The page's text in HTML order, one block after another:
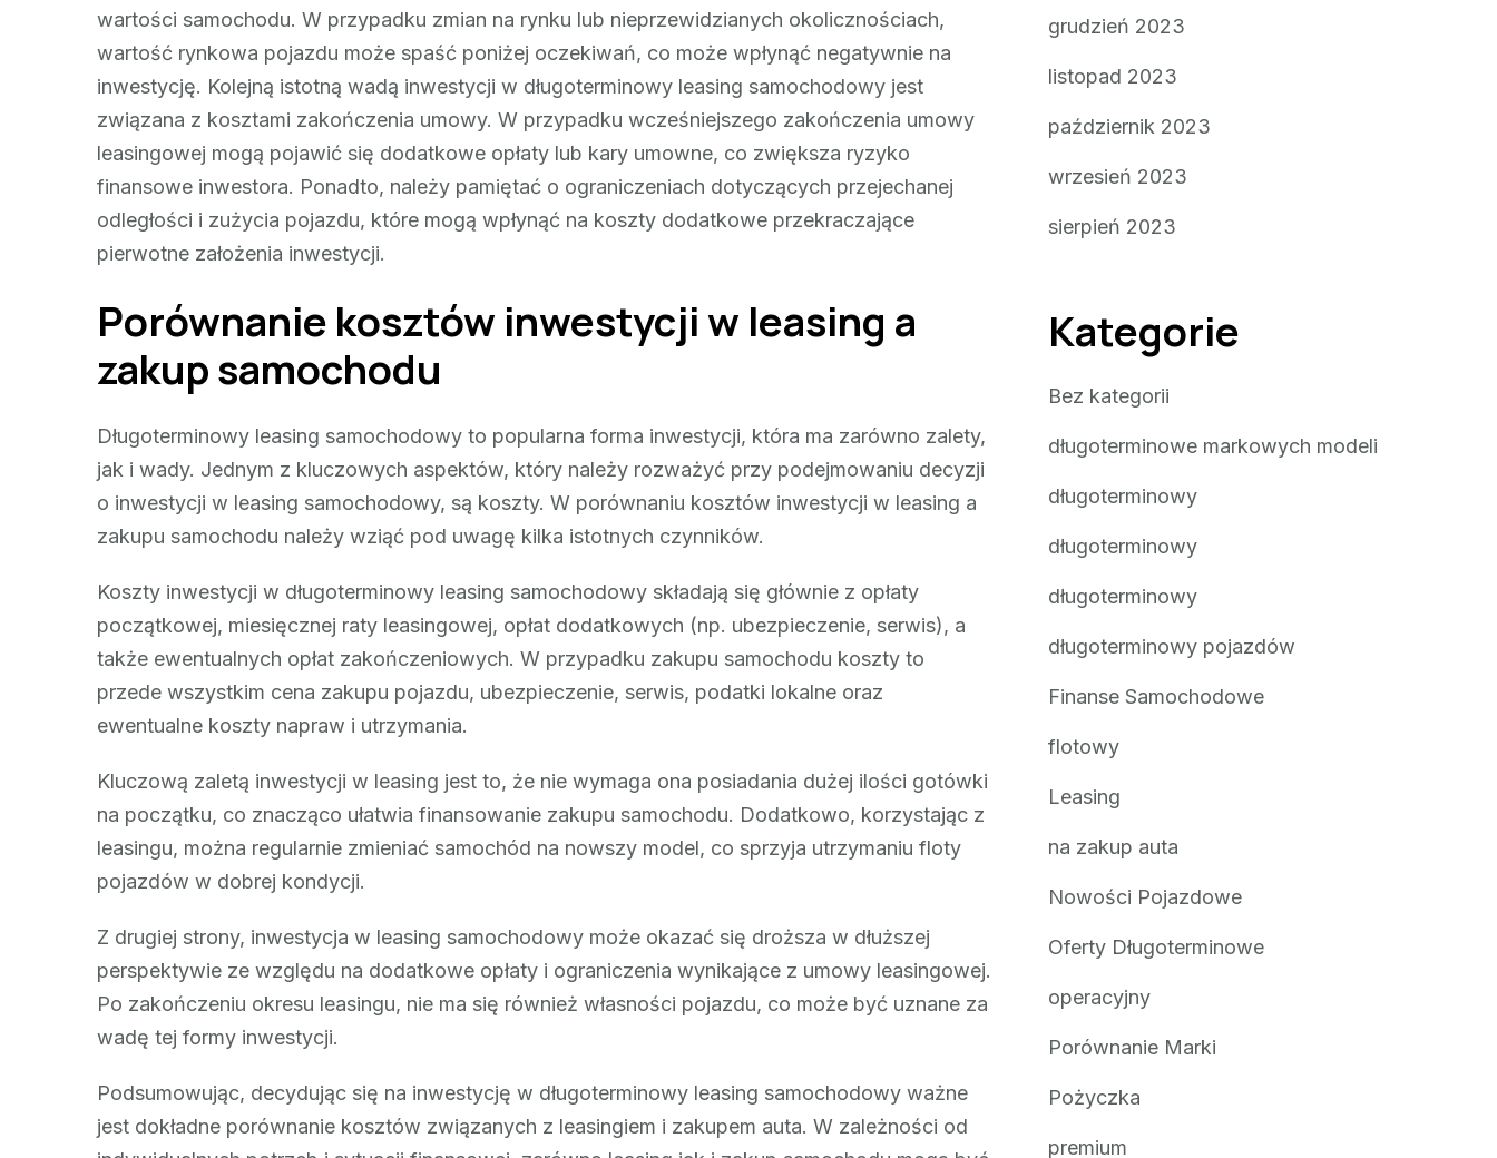
wartości samochodu. W przypadku zmian na rynku lub nieprzewidzianych okolicznościach,
wartość rynkowa pojazdu może spaść poniżej oczekiwań, co może wpłynąć negatywnie na
inwestycję. Kolejną istotną wadą inwestycji w długoterminowy leasing samochodowy jest
związana z kosztami zakończenia umowy. W przypadku wcześniejszego zakończenia umowy
leasingowej mogą pojawić się dodatkowe opłaty lub kary umowne, co zwiększa ryzyko
finansowe inwestora. Ponadto, należy pamiętać o ograniczeniach dotyczących przejechanej
odległości i zużycia pojazdu, które mogą wpłynąć na koszty dodatkowe przekraczające
pierwotne założenia inwestycji.
Porównanie kosztów inwestycji w leasing a
zakup samochodu
Długoterminowy leasing samochodowy to popularna forma inwestycji, która ma zarówno zalety,
jak i wady. Jednym z kluczowych aspektów, który należy rozważyć przy podejmowaniu decyzji
o inwestycji w leasing samochodowy, są koszty. W porównaniu kosztów inwestycji w leasing a
zakupu samochodu należy wziąć pod uwagę kilka istotnych czynników.
Koszty inwestycji w długoterminowy leasing samochodowy składają się głównie z opłaty
początkowej, miesięcznej raty leasingowej, opłat dodatkowych (np. ubezpieczenie, serwis), a
także ewentualnych opłat zakończeniowych. W przypadku zakupu samochodu koszty to
przede wszystkim cena zakupu pojazdu, ubezpieczenie, serwis, podatki lokalne oraz
ewentualne koszty napraw i utrzymania.
Kluczową zaletą inwestycji w leasing jest to, że nie wymaga ona posiadania dużej ilości gotówki
na początku, co znacząco ułatwia finansowanie zakupu samochodu. Dodatkowo, korzystając z
leasingu, można regularnie zmieniać samochód na nowszy model, co sprzyja utrzymaniu floty
pojazdów w dobrej kondycji.
Z drugiej strony, inwestycja w leasing samochodowy może okazać się droższa w dłuższej
perspektywie ze względu na dodatkowe opłaty i ograniczenia wynikające z umowy leasingowej.
Po zakończeniu okresu leasingu, nie ma się również własności pojazdu, co może być uznane za
wadę tej formy inwestycji.
Podsumowując, decydując się na inwestycję w długoterminowy leasing samochodowy ważne
jest dokładne porównanie kosztów związanych z leasingiem i zakupem auta. W zależności od
grudzień 2023
listopad 2023
październik 2023
wrzesień 2023
sierpień 2023
Kategorie
Bez kategorii
długoterminowe markowych modeli
długoterminowy
długoterminowy
długoterminowy
długoterminowy pojazdów
Finanse Samochodowe
flotowy
Leasing
na zakup auta
Nowości Pojazdowe
Oferty Długoterminowe
operacyjny
Porównanie Marki
Pożyczka
premium